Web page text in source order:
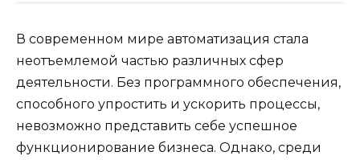
В современном мире автоматизация стала
неотъемлемой частью различных сфер
деятельности. Без программного обеспечения,
способного упростить и ускорить процессы,
невозможно представить себе успешное
функционирование бизнеса. Однако, среди